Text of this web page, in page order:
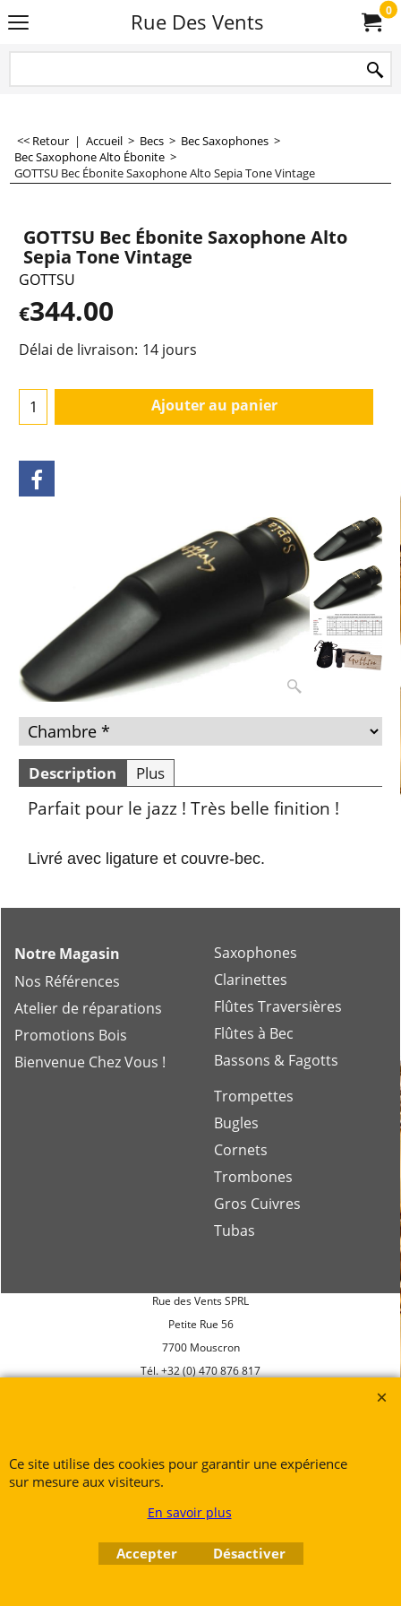
Rue Des Vents 0
<< Retour | Accueil > Becs > Bec Saxophones >
Bec Saxophone Alto Ébonite >
GOTTSU Bec Ébonite Saxophone Alto Sepia Tone Vintage
GOTTSU Bec Ébonite Saxophone Alto
Sepia Tone Vintage
GOTTSU
€344.00
Délai de livraison: 14 jours
Ajouter au panier
Description Plus
Parfait pour le jazz ! Très belle finition !
Livré avec ligature et couvre-bec.
Notre Magasin
Nos Références
Atelier de réparations
Promotions Bois
Bienvenue Chez Vous !
Saxophones
Clarinettes
Flûtes Traversières
Flûtes à Bec
Bassons & Fagotts
Trompettes
Bugles
Cornets
Trombones
Gros Cuivres
Tubas
Rue des Vents SPRL
Petite Rue 56
7700 Mouscron
Tél. +32 (0) 470 876 817
Boutique en ligne créés
eCommerce ShopFactory
Ce site utilise des cookies pour garantir une expérience
sur mesure aux visiteurs.
En savoir plus
Accepter Désactiver